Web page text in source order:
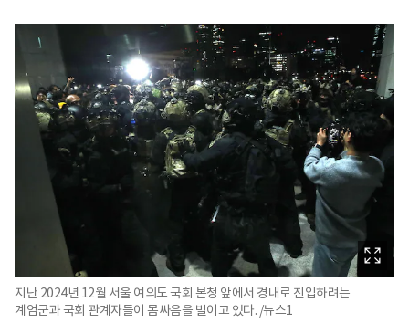
지난 2024년 12월 서울 여의도 국회 본청 앞에서 경내로 진입하려는
계엄군과 국회 관계자들이 몸싸음을 벌이고 있다. /뉴스1